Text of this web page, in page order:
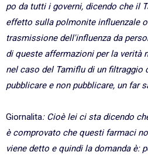
po da tutti i governi, dicendo che il
effetto sulla polmonite influenzale
trasmissione dell'influenza da
di queste affermazioni per la verità
nel caso del Tamiflu di un filtraggio
pubblicare e non pubblicare, un far
Giornalita: Cioè lei ci sta dicendo
è comprovato che questi farmaci
viene detto e quindi la domanda è: